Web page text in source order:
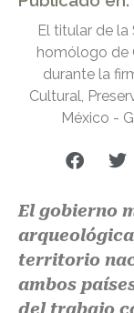
El titular de la
homólogo de
durante la
Cultural,
México -
El gobierno
territorio
ambos
del trabajo